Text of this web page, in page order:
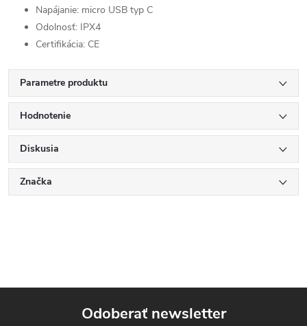
Napájanie: micro USB typ C
Odolnosť: IPX4
Certifikácia: CE
Parametre produktu
Hodnotenie
Diskusia
Značka
Odoberať newsletter